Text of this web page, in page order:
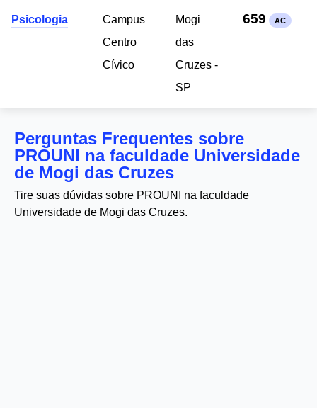
Psicologia
Campus
Centro
Cívico
Mogi
das
Cruzes -
SP
659 AC
Perguntas Frequentes sobre
PROUNI na faculdade Universidade
de Mogi das Cruzes
Tire suas dúvidas sobre PROUNI na faculdade
Universidade de Mogi das Cruzes.